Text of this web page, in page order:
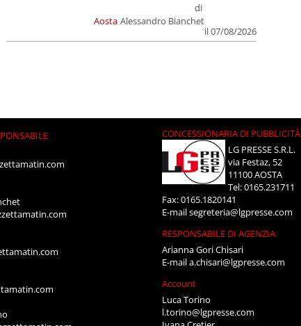
Aosta
di
Alessandro Bianchet
il 07/08/2026
CONCESSIONARIA DI PUBBLICITÀ
LG PRESSE S.R.L.
via Festaz, 52
11100 AOSTA
Tel: 0165.231711
Fax: 0165.1820141
E-mailsegreteria@lgpresse.com
RESPONSABILE DI AGENZIA
Arianna Gori Chisari
E-maila.chisari@lgpresse.com
Account
Luca Torino
l.torino@lgpresse.com